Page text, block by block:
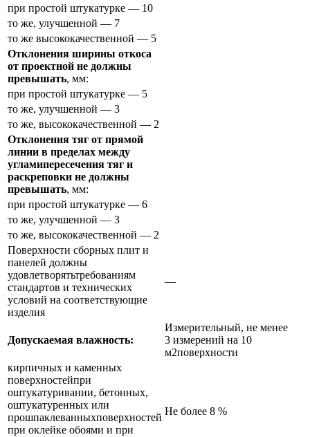
при простой штукатурке — 10
то же, улучшенной — 7
то же высококачественной — 5
Отклонения ширины откоса
от проектной не должны
превышать, мм:
при простой штукатурке — 5
то же, улучшенной — 3
то же, высококачественной — 2
Отклонения тяг от прямой
линии в пределах между
угламипересечения тяг и
раскреповки не должны
превышать, мм:
при простой штукатурке — 6
то же, улучшенной — 3
то же, высококачественной — 2
Поверхности сборных плит и
панелей должны
удовлетворятьтребованиям
стандартов и технических
условий на соответствующие
изделия
—
Допускаемая влажность:
Измерительный, не менее
3 измерений на 10
м2поверхности
кирпичных и каменных
поверхностейпри
оштукатуривании, бетонных,
оштукатуренных или
прошпаклеванныхповерхностей
при оклейке обоями и при
Не более 8 %